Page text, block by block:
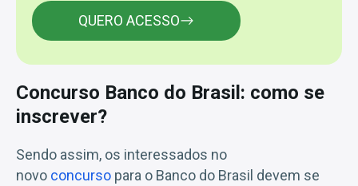
QUERO ACESSO
Concurso Banco do Brasil: como se
inscrever?
Sendo assim, os interessados no
novo concurso para o Banco do Brasil devem se